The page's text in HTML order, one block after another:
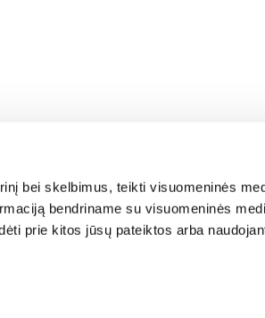
bei skelbimus, teikti visuomeninės
bendriname su visuomeninės
prie kitos jūsų pateiktos arba